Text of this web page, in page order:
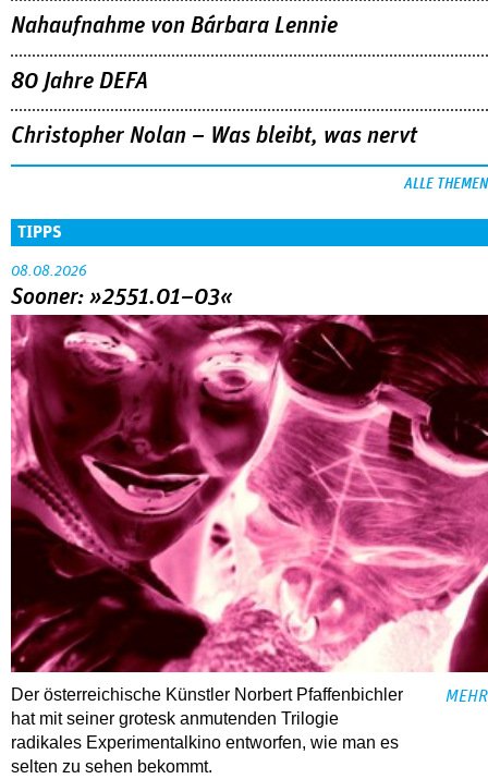
Nahaufnahme von Bárbara Lennie
80 Jahre DEFA
Christopher Nolan – Was bleibt, was nervt
ALLE THEMEN
TIPPS
08.08.2026
Sooner: »2551.01–03«
Der österreichische Künstler Norbert Pfaffenbichler
hat mit seiner grotesk anmutenden Trilogie
radikales Experimentalkino entworfen, wie man es
selten zu sehen bekommt.
MEHR